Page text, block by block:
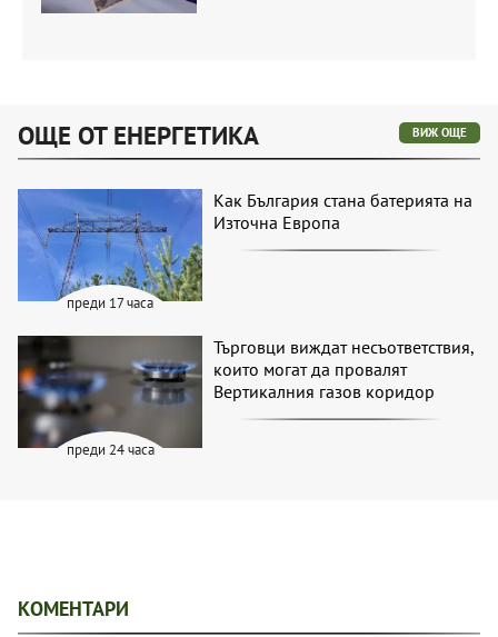
ОЩЕ ОТ ЕНЕРГЕТИКА ВИЖ ОЩЕ
преди 17 часа
Как България стана батерията на
Източна Европа
преди 24 часа
Търговци виждат несъответствия,
които могат да провалят
Вертикалния газов коридор
КОМЕНТАРИ